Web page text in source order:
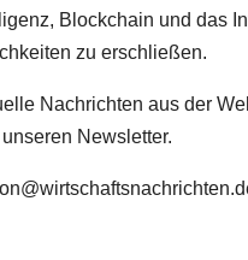
Blockchain und das
zu erschließen.
Nachrichten aus der
Newsletter.